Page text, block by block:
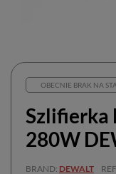
OBECNIE BRAK NA
Szlifierka
280W
BRAND DEWALT